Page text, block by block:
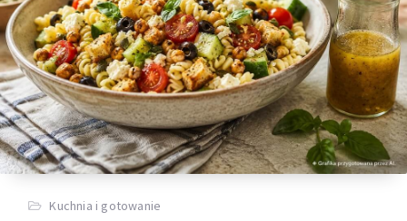
Kuchnia i gotowanie